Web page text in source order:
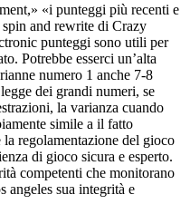
«i punteggi più recenti e
and rewrite di Crazy
punteggi sono utili per
Potrebbe esserci un’alta
numero 1 anche 7-8
dei grandi numeri, se
la varianza cuando
simile a il fatto
regolamentazione del gioco
di gioco sicura e esperto.
competenti che monitorano
angeles sua integrità e